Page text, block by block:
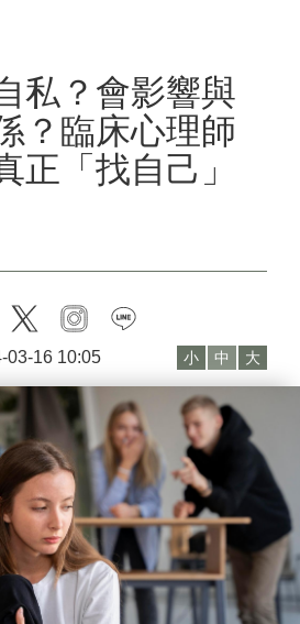
私？會影響與
？臨床心理師
正「找自己」
facebook
twitter instagram
03-16 10:05 小 中 大